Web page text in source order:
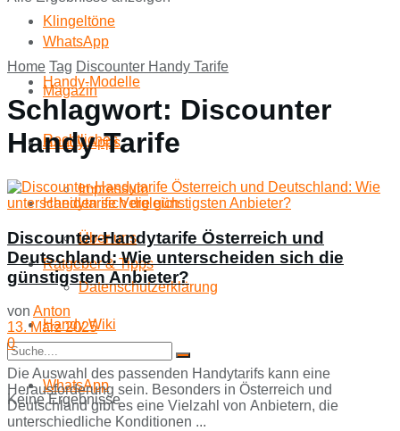
WhatsApp
Magazin
Rechtliches
Impressum
Über uns
Datenschutzerklärung
Keine Ergebnisse
Klingeltöne
Handy-Modelle
Handy Apps
Handytarife Vergleich
Ratgeber & Tipps
Handy Wiki
WhatsApp
Home Tag Discounter Handy Tarife
Schlagwort: Discounter
Handy Tarife
Discounter-Handytarife Österreich und
Deutschland: Wie unterscheiden sich die
günstigsten Anbieter?
von Anton
13. März 2025
0
Die Auswahl des passenden Handytarifs kann eine
Herausforderung sein. Besonders in Österreich und
Deutschland gibt es eine Vielzahl von Anbietern, die
unterschiedliche Konditionen ...